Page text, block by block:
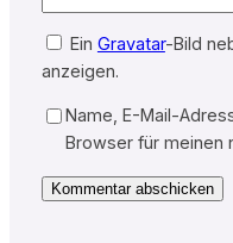
Ein Gravatar-Bild
anzeigen.
Name, E-Mail-
Browser für meinen